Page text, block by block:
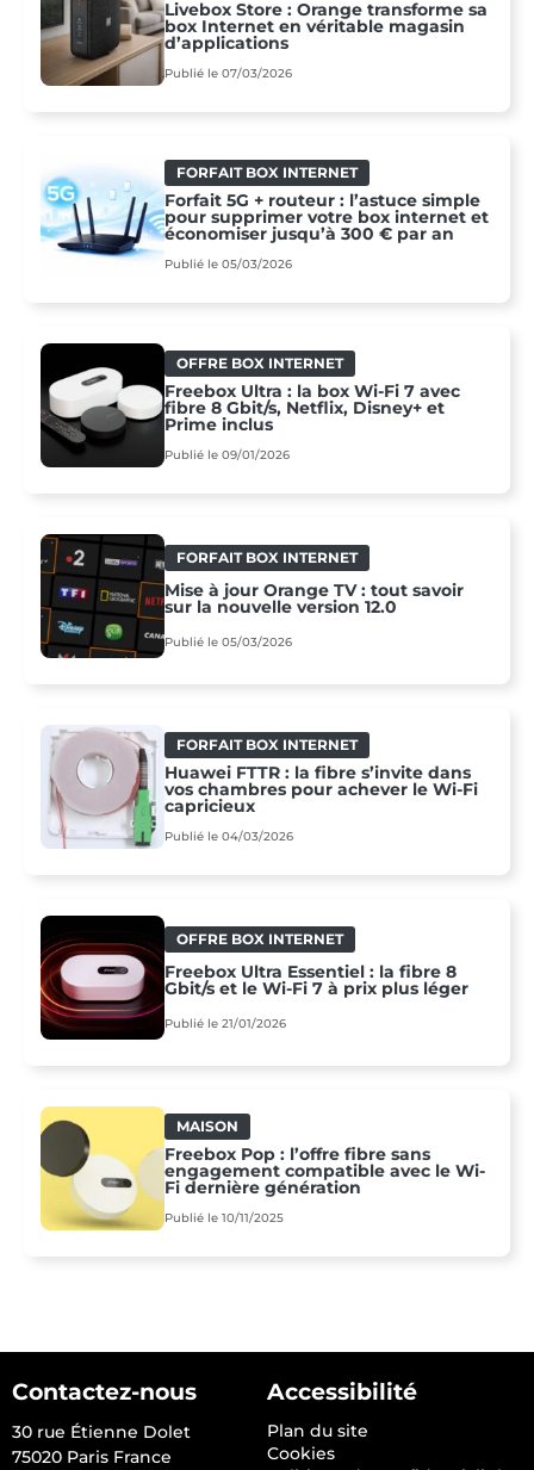
Livebox Store : Orange transforme sa
box Internet en véritable magasin
d’applications
Publié le 07/03/2026
FORFAIT BOX INTERNET
Forfait 5G + routeur : l’astuce simple
pour supprimer votre box internet et
économiser jusqu’à 300 € par an
Publié le 05/03/2026
OFFRE BOX INTERNET
Freebox Ultra : la box Wi‑Fi 7 avec
fibre 8 Gbit/s, Netflix, Disney+ et
Prime inclus
Publié le 09/01/2026
FORFAIT BOX INTERNET
Mise à jour Orange TV : tout savoir
sur la nouvelle version 12.0
Publié le 05/03/2026
FORFAIT BOX INTERNET
Huawei FTTR : la fibre s’invite dans
vos chambres pour achever le Wi-Fi
capricieux
Publié le 04/03/2026
OFFRE BOX INTERNET
Freebox Ultra Essentiel : la fibre 8
Gbit/s et le Wi‑Fi 7 à prix plus léger
Publié le 21/01/2026
MAISON
Freebox Pop : l’offre fibre sans
engagement compatible avec le Wi-
Fi dernière génération
Publié le 10/11/2025
Contactez-nous
30 rue Étienne Dolet
75020 Paris France
Accessibilité
Plan du site
Cookies